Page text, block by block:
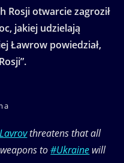
Rosji otwarcie zagroził
jakiej udzielają
Ławrow powiedział,
threatens that all
to#Ukraine will